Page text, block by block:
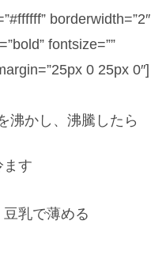
borderwidth=”2″
fontsize=””
0 25px 0″]
沸かし、沸騰したら
ます
乳で薄める